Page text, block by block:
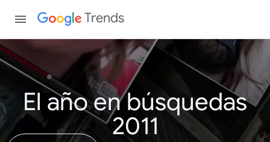
Trends
El año en búsquedas
2011